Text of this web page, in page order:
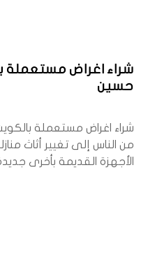
حسين
شراء اغراض مستعملة
من الناس إلى تغيير أثاث
الأجهزة القديمة بأخرى